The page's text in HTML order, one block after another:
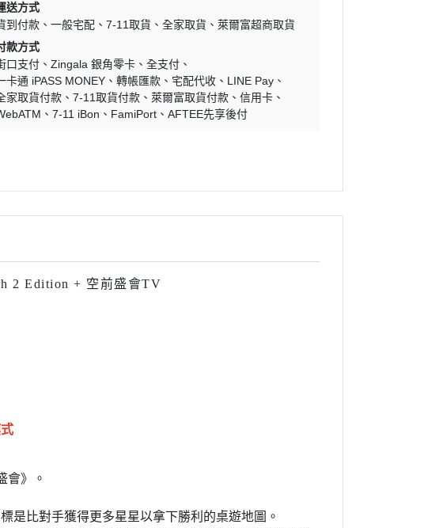
送方式
到付款
一般宅配 7-11取貨 全家取貨
萊爾富超商取貨
款方式
口支付
Zingala 銀角零卡
全支付
卡通 iPASS MONEY
轉帳匯款 宅配代收
LINE Pay
家取貨付款
7-11取貨付款 萊爾富取貨付款
信用卡
7-11 iBon FamiPort AFTEE先享後付
2 Edition + 空前盛會TV
會》。
是比對手獲得更多星星以拿下勝利的桌遊地圖。